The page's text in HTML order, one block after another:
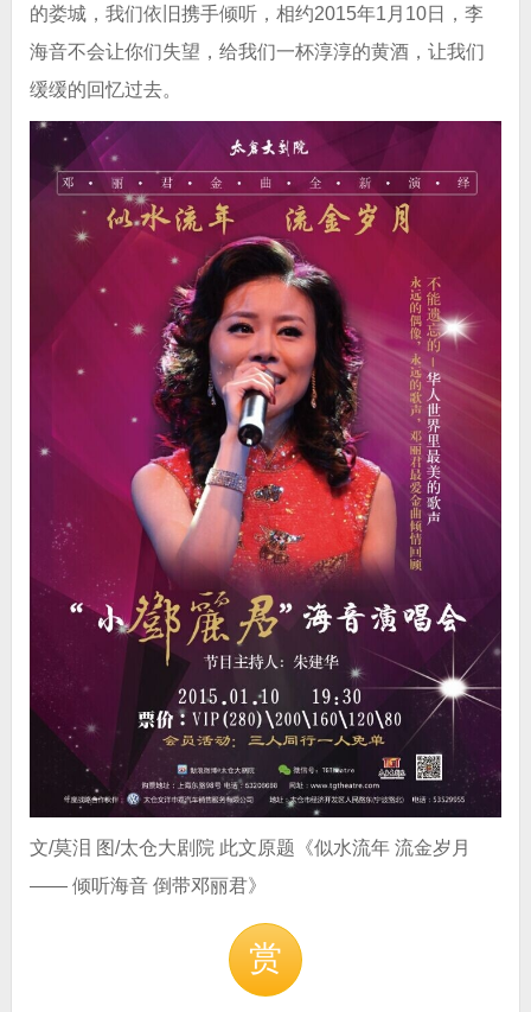
的娄城，我们依旧携手倾听，相约2015年1月10日，李
海音不会让你们失望，给我们一杯淳淳的黄酒，让我们
缓缓的回忆过去。
文/莫泪 图/太仓大剧院 此文原题《似水流年 流金岁月
—— 倾听海音 倒带邓丽君》
赏